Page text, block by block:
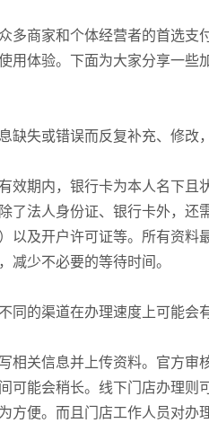
多商家和个体经营者的首选支
用体验。下面为大家分享一些
失或错误而反复补充、修改，
效期内，银行卡为本人名下且
了法人身份证、银行卡外，还
以及开户许可证等。所有资料
少不必要的等待时间。
同的渠道在办理速度上可能会
相关信息并上传资料。官方审
可能会稍长。线下门店办理则
方便。而且门店工作人员对办